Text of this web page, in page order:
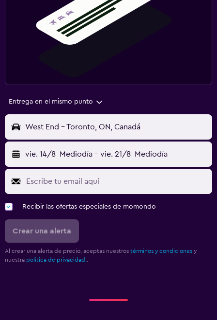
Entrega en el mismo punto
West End - Toronto, ON, Canadá
vie. 14/8 Mediodía - vie. 21/8 Mediodía
Recibir las ofertas especiales de momondo
Crear una alerta
Al crear una alerta de precio, aceptas nuestros términos y condiciones y
nuestra política de privacidad..